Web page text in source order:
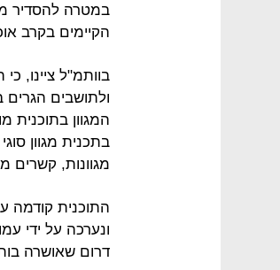
במטרה להסדיר
הקיימים בקרב
בוותמ"ל ציינו,
ולתושבים
המגוון בתוכנית
בתכנית מגוון
מגוונות, קשרים
התוכנית קודמה
ונערכה על ידי
דרום שאושרה